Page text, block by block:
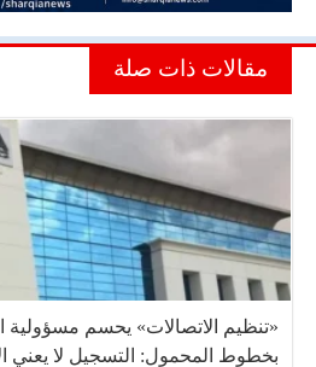
مقالات ذات صلة
«تنظيم الاتصالات» يحسم مسؤولية
بخطوط المحمول: التسجيل لا يعني